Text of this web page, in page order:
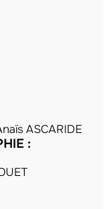
ASCARIDE
: